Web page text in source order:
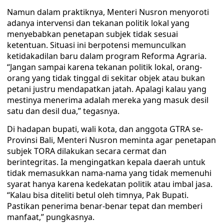
Namun dalam praktiknya, Menteri Nusron menyoroti
adanya intervensi dan tekanan politik lokal yang
menyebabkan penetapan subjek tidak sesuai
ketentuan. Situasi ini berpotensi memunculkan
ketidakadilan baru dalam program Reforma Agraria.
“Jangan sampai karena tekanan politik lokal, orang-
orang yang tidak tinggal di sekitar objek atau bukan
petani justru mendapatkan jatah. Apalagi kalau yang
mestinya menerima adalah mereka yang masuk desil
satu dan desil dua,” tegasnya.
Di hadapan bupati, wali kota, dan anggota GTRA se-
Provinsi Bali, Menteri Nusron meminta agar penetapan
subjek TORA dilakukan secara cermat dan
berintegritas. Ia mengingatkan kepala daerah untuk
tidak memasukkan nama-nama yang tidak memenuhi
syarat hanya karena kedekatan politik atau imbal jasa.
“Kalau bisa diteliti betul oleh timnya, Pak Bupati.
Pastikan penerima benar-benar tepat dan memberi
manfaat,” pungkasnya.